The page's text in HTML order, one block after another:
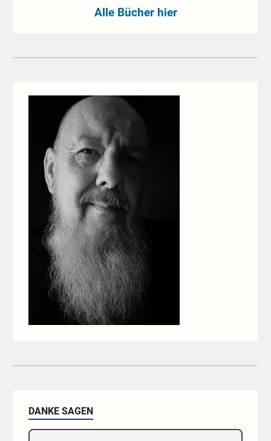
Alle Bücher hier
DANKE SAGEN